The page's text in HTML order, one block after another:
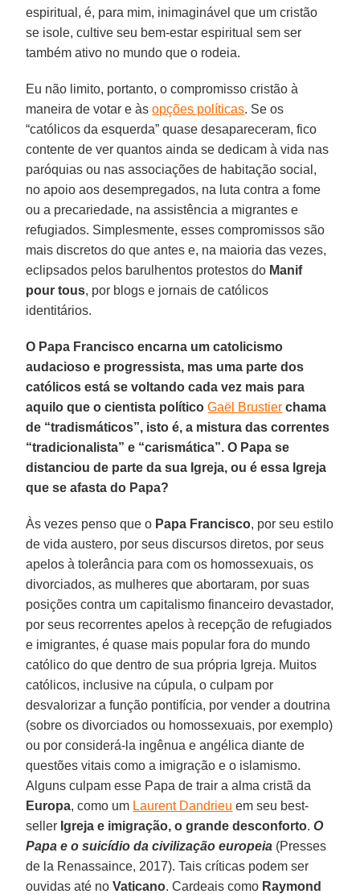
espiritual, é, para mim, inimaginável que um cristão
se isole, cultive seu bem-estar espiritual sem ser
também ativo no mundo que o rodeia.
Eu não limito, portanto, o compromisso cristão à
maneira de votar e àsopções políticas. Se os
“católicos da esquerda” quase desapareceram, fico
contente de ver quantos ainda se dedicam à vida nas
paróquias ou nas associações de habitação social,
no apoio aos desempregados, na luta contra a fome
ou a precariedade, na assistência a migrantes e
refugiados. Simplesmente, esses compromissos são
mais discretos do que antes e, na maioria das vezes,
eclipsados pelos barulhentos protestos do Manif
pour tous, por blogs e jornais de católicos
identitários.
O Papa Francisco encarna um catolicismo
audacioso e progressista, mas uma parte dos
católicos está se voltando cada vez mais para
aquilo que o cientista políticoGaël Brustier chama
de “tradismáticos”, isto é, a mistura das correntes
“tradicionalista” e “carismática”. O Papa se
distanciou de parte da sua Igreja, ou é essa Igreja
que se afasta do Papa?
Às vezes penso que o Papa Francisco, por seu estilo
de vida austero, por seus discursos diretos, por seus
apelos à tolerância para com os homossexuais, os
divorciados, as mulheres que abortaram, por suas
posições contra um capitalismo financeiro devastador,
por seus recorrentes apelos à recepção de refugiados
e imigrantes, é quase mais popular fora do mundo
católico do que dentro de sua própria Igreja. Muitos
católicos, inclusive na cúpula, o culpam por
desvalorizar a função pontifícia, por vender a doutrina
(sobre os divorciados ou homossexuais, por exemplo)
ou por considerá-la ingênua e angélica diante de
questões vitais como a imigração e o islamismo.
Alguns culpam esse Papa de trair a alma cristã da
Europa, como um Laurent Dandrieu em seu best-
seller Igreja e imigração, o grande desconforto.O
Papa e o suicídio da civilização europeia (Presses
de la Renassaince, 2017). Tais críticas podem ser
ouvidas até noVaticano. Cardeais como Raymond